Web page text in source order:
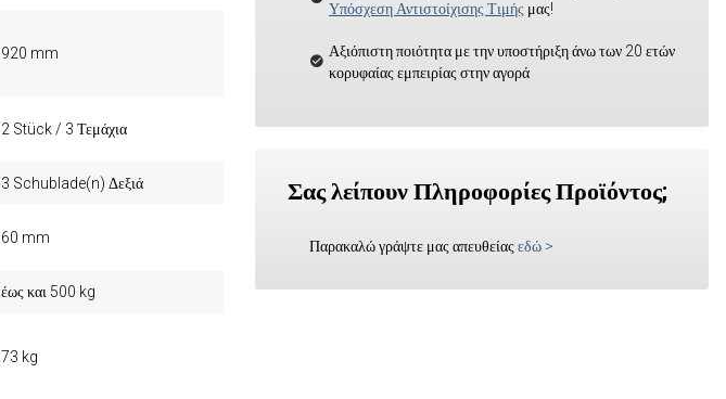
920 mm
2 Stück / 3 Τεμάχια
3 Schublade(n) Δεξιά
60 mm
έως και 500 kg
73 kg
Υπόσχεση Αντιστοίχισης Τιμής μας!
Αξιόπιστη ποιότητα με την υποστήριξη άνω των 20 ετών
κορυφαίας εμπειρίας στην αγορά
Σας λείπουν Πληροφορίες Προϊόντος;
Παρακαλώ γράψτε μας απευθείας εδώ >